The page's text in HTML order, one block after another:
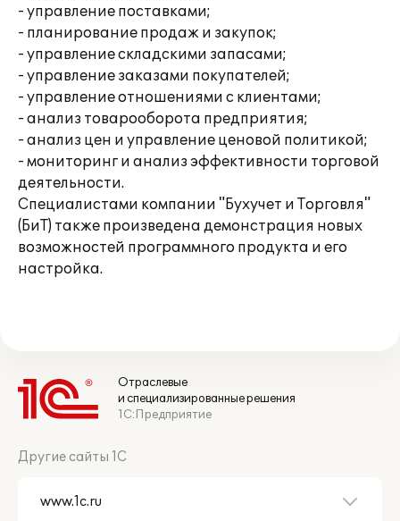
- управление поставками;
- планирование продаж и закупок;
- управление складскими запасами;
- управление заказами покупателей;
- управление отношениями с клиентами;
- анализ товарооборота предприятия;
- анализ цен и управление ценовой политикой;
- мониторинг и анализ эффективности торговой
деятельности.
Специалистами компании "Бухучет и Торговля"
(БиТ) также произведена демонстрация новых
возможностей программного продукта и его
настройка.
Отраслевые
и специализированные решения
1С:Предприятие
Другие сайты 1С